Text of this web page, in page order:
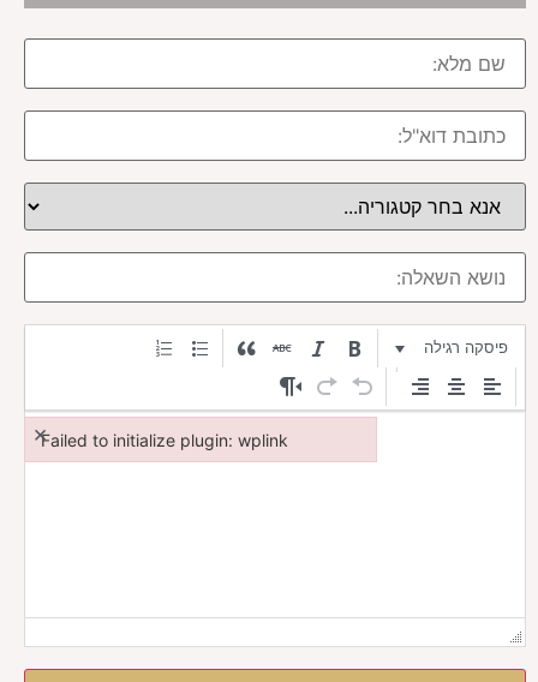
פיסקה רגילה
Failed to initialize plugin: wplink
×
Failed to initialize plugin: wplink